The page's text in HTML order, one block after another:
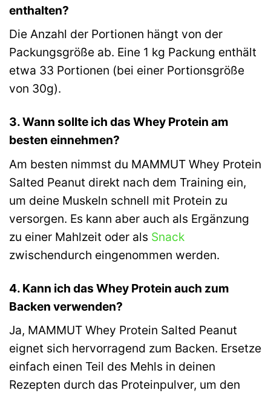
enthalten?
Die Anzahl der Portionen hängt von der
Packungsgröße ab. Eine 1 kg Packung enthält
etwa 33 Portionen (bei einer Portionsgröße
von 30g).
3. Wann sollte ich das Whey Protein am
besten einnehmen?
Am besten nimmst du MAMMUT Whey Protein
Salted Peanut direkt nach dem Training ein,
um deine Muskeln schnell mit Protein zu
versorgen. Es kann aber auch als Ergänzung
zu einer Mahlzeit oder als Snack
zwischendurch eingenommen werden.
4. Kann ich das Whey Protein auch zum
Backen verwenden?
Ja, MAMMUT Whey Protein Salted Peanut
eignet sich hervorragend zum Backen. Ersetze
einfach einen Teil des Mehls in deinen
Rezepten durch das Proteinpulver, um den